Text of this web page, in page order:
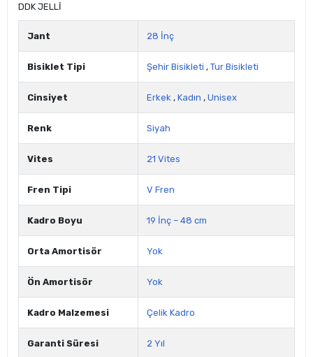
DDK JELLİ
Jant 28 İnç
Bisiklet Tipi Şehir Bisikleti , Tur Bisikleti
Cinsiyet Erkek , Kadın , Unisex
Renk Siyah
Vites 21 Vites
Fren Tipi V Fren
Kadro Boyu 19 İnç – 48 cm
Orta Amortisör Yok
Ön Amortisör Yok
Kadro Malzemesi Çelik Kadro
Garanti Süresi 2 Yıl